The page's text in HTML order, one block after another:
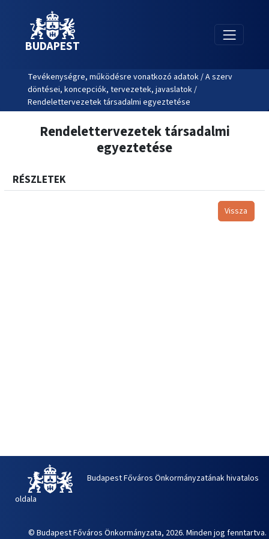
BUDAPEST
Tevékenységre, működésre vonatkozó adatok / A szerv
döntései, koncepciók, tervezetek, javaslatok /
Rendelettervezetek társadalmi egyeztetése
Rendelettervezetek társadalmi
egyeztetése
RÉSZLETEK
Vissza
Budapest Főváros Önkormányzatának hivatalos
oldala
© Budapest Főváros Önkormányzata, 2026. Minden jog fenntartva.